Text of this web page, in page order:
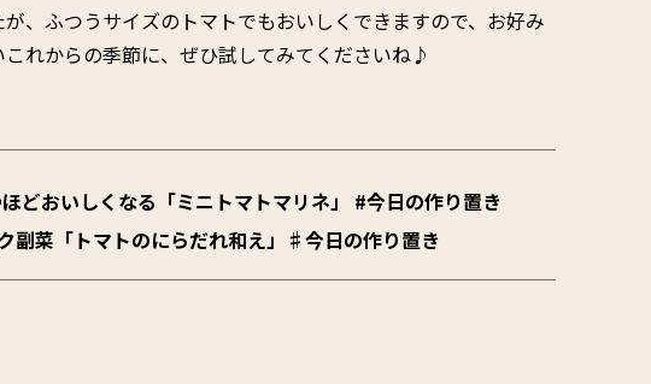
、ふつうサイズのトマトでもおいしくできますので、お好み
れからの季節に、ぜひ試してみてくださいね♪
どおいしくなる「ミニトマトマリネ」 #今日の作り置き
副菜「トマトのにらだれ和え」♯今日の作り置き